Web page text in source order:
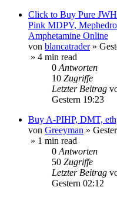
Click to Buy Pure
Pink MDPV,
Amphetamine Online
von blancatrader»
» 4 min read
0 Antworten
10 Zugriffe
Letzter Beitrag
Gestern 19:23
Buy A-PIHP, DMT,
von Greeyman »
» 1 min read
0 Antworten
50 Zugriffe
Letzter Beitrag
Gestern 02:12